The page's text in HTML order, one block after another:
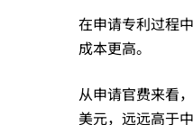
创
造
在申请专利过程
成本更高。
从申请官费来看
美元，远远高于